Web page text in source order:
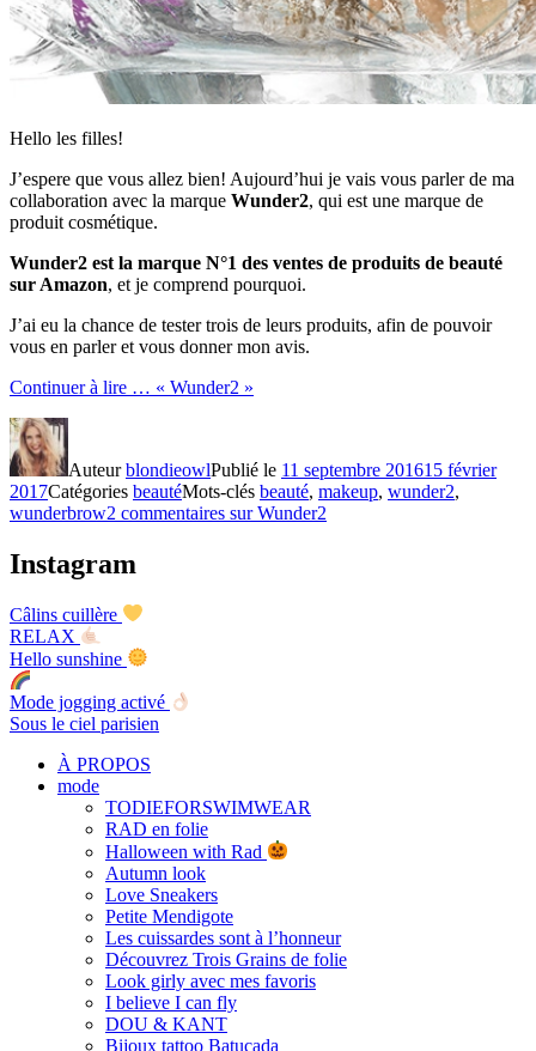
Hello les filles!
J’espere que vous allez bien! Aujourd’hui je vais vous parler de ma
collaboration avec la marque Wunder2, qui est une marque de
produit cosmétique.
Wunder2 est la marque N°1 des ventes de produits de beauté
sur Amazon, et je comprend pourquoi.
J’ai eu la chance de tester trois de leurs produits, afin de pouvoir
vous en parler et vous donner mon avis.
Continuer à lire … « Wunder2 »
AuteurblondieowlPublié le 11 septembre 201615 février
2017Catégories beautéMots-clés beauté, makeup, wunder2,
wunderbrow2 commentaires sur Wunder2
Instagram
Câlins cuillère
RELAX
Hello sunshine
Mode jogging activé
Sous le ciel parisien
À PROPOS
mode
TODIEFORSWIMWEAR
RAD en folie
Halloween with Rad
Autumn look
Love Sneakers
Petite Mendigote
Les cuissardes sont à l’honneur
Découvrez Trois Grains de folie
Look girly avec mes favoris
I believe I can fly
DOU & KANT
Bijoux tattoo Batucada